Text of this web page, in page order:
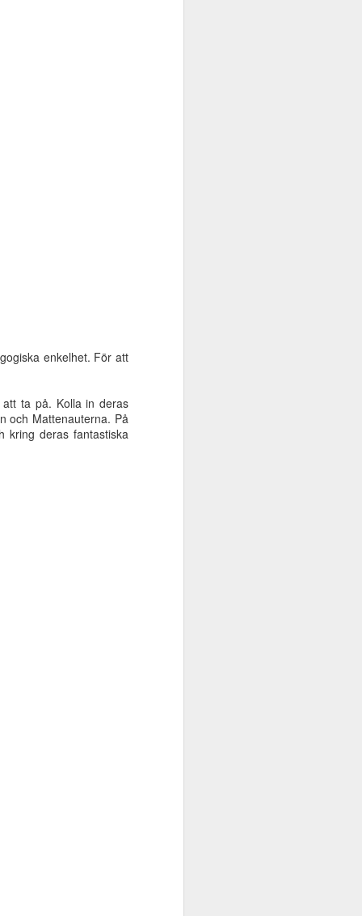
enkelhet. För att
att ta på. Kolla in deras
och Mattenauterna. På
kring deras fantastiska